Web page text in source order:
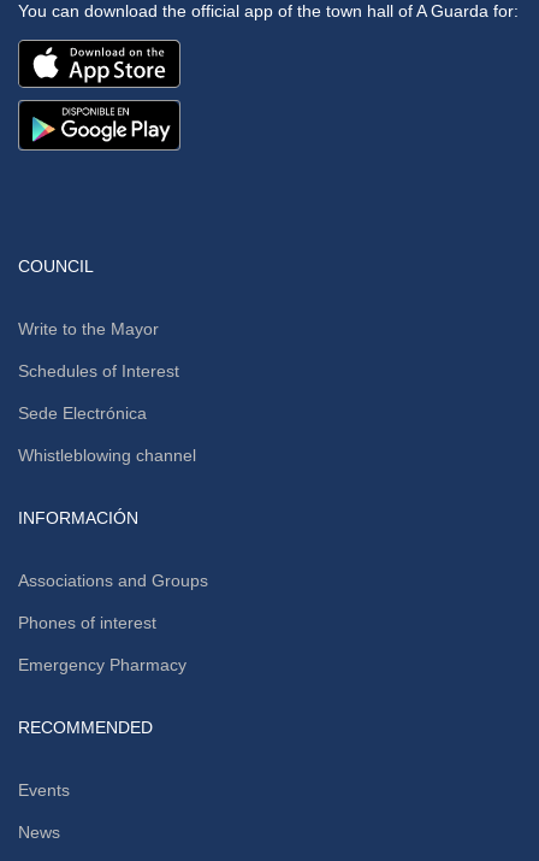
You can download the official app of the town hall of A Guarda for:
COUNCIL
Write to the Mayor
Schedules of Interest
Sede Electrónica
Whistleblowing channel
INFORMACIÓN
Associations and Groups
Phones of interest
Emergency Pharmacy
RECOMMENDED
Events
News